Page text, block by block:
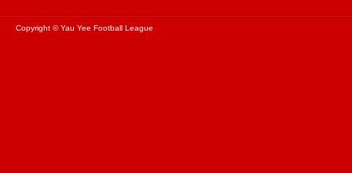
Copyright © Yau Yee Football League